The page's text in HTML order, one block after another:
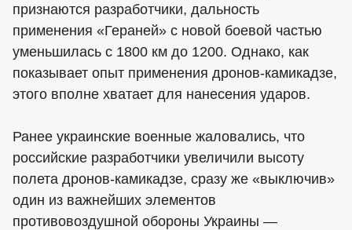
признаются разработчики, дальность
применения «Гераней» с новой боевой частью
уменьшилась с 1800 км до 1200. Однако, как
показывает опыт применения дронов-камикадзе,
этого вполне хватает для нанесения ударов.
Ранее украинские военные жаловались, что
российские разработчики увеличили высоту
полета дронов-камикадзе, сразу же «выключив»
один из важнейших элементов
противовоздушной обороны Украины —